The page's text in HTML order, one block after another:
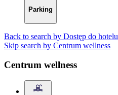
Parking
Back to search by Dostęp do hotelu
Skip search by Centrum wellness
Centrum wellness